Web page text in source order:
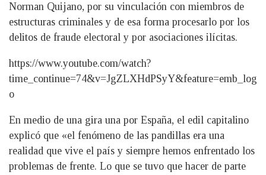
Norman Quijano, por su vinculación con miembros de
estructuras criminales y de esa forma procesarlo por los
delitos de fraude electoral y por asociaciones ilícitas.
https://www.youtube.com/watch?
time_continue=74&v=JgZLXHdPSyY&feature=emb_log
o
En medio de una gira una por España, el edil capitalino
explicó que «el fenómeno de las pandillas era una
realidad que vive el país y siempre hemos enfrentado los
problemas de frente. Lo que se tuvo que hacer de parte